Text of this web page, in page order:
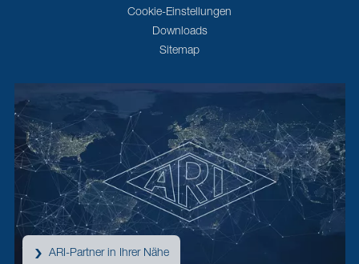
Cookie-Einstellungen
Downloads
Sitemap
ARI-Partner in Ihrer Nähe